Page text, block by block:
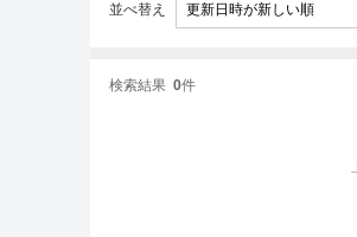
並べ替え
検索結果 0件